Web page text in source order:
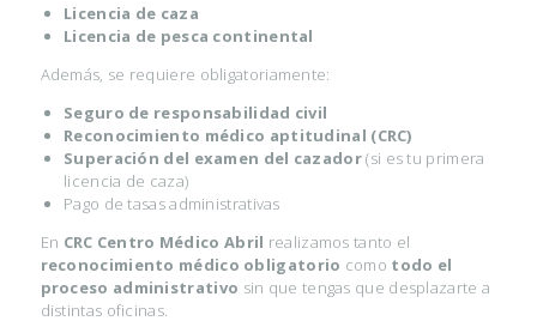
Licencia de caza
Licencia de pesca continental
Además, se requiere obligatoriamente:
Seguro de responsabilidad civil
Reconocimiento médico aptitudinal (CRC)
Superación del examen del cazador(si es tu primera
licencia de caza)
Pago de tasas administrativas
En CRC Centro Médico Abril realizamos tanto el
reconocimiento médico obligatorio como todo el
proceso administrativo sin que tengas que desplazarte a
distintas oficinas.